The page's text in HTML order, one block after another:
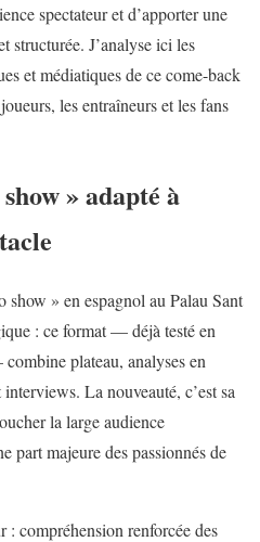
spectateur et d’apporter une
structurée. J’analyse ici les
et médiatiques de ce come-back
les entraîneurs et les fans
» adapté à
show » en espagnol au Palau Sant
: ce format — déjà testé en
plateau, analyses en
La nouveauté, c’est sa
la large audience
part majeure des passionnés de
: compréhension renforcée des